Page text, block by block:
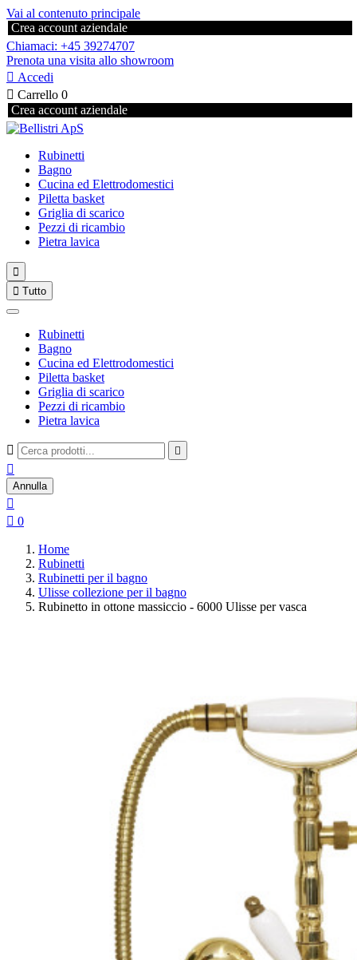
Vai al contenuto principale
Crea account aziendale
Chiamaci: +45 39274707
Prenota una visita allo showroom
 Accedi
 Carrello 0
Crea account aziendale
Rubinetti
Bagno
Cucina ed Elettrodomestici
Piletta basket
Griglia di scarico
Pezzi di ricambio
Pietra lavica

 Tutto
Rubinetti
Bagno
Cucina ed Elettrodomestici
Piletta basket
Griglia di scarico
Pezzi di ricambio
Pietra lavica
 

Annulla

 0
Home
Rubinetti
Rubinetti per il bagno
Ulisse collezione per il bagno
Rubinetto in ottone massiccio - 6000 Ulisse per vasca